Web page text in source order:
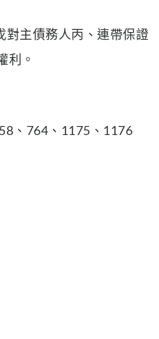
對主債務人丙、連帶保證
利。
、764、1175、1176